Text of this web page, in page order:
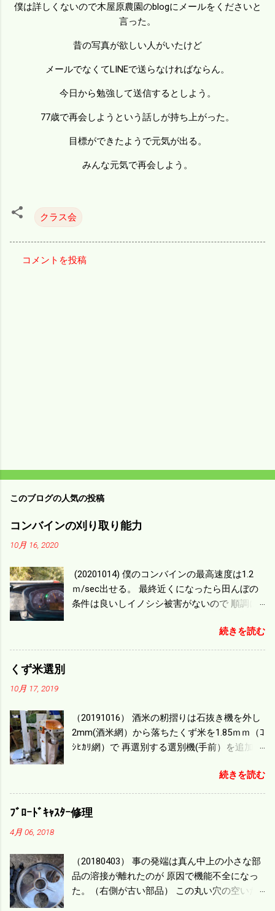
僕は詳しくないので木屋原農園のblogにメールをくださいと
言った。
昔の写真が欲しい人がいたけど
メールでなくてLINEで送らなければならん。
今日から勉強して送信するとしよう。
77歳で再会しようという話しが持ち上がった。
目標ができたようで元気が出る。
みんな元気で再会しよう。
クラス会
コメントを投稿
このブログの人気の投稿
コンバインの刈り取り能力
10月 16, 2020
(20201014) 僕のコンバインの最高速度は1.2
ｍ/sec出せる。 最終近くになったら田んぼの
条件は良いしイノシシ被害がないので 順調に
ｍ/min、4.32ｋｍ/hrになり 幅は約2ｍだから
0.864/haの作業能力がある。 実際は回転した
機の容量、籾摺りの能力などのバランスの問
題で 今の機種で満足している。 というより買
った時はまだ耕作面積が少なく手が出せ 無か
のがある。キャビン付きだから一度は乗って
みたいと思う。 町内では5条刈りの100㎰で作
業する人がいる。 秋作業は儲かるというのが
続きを読む
くず米選別
10月 17, 2019
（20191016） 酒米の籾摺りは石抜き機を外し
2mm(酒米網）から落ちたくず米を1.85ｍｍ（ｺ
ｼﾋｶﾘ網）で 再選別する選別機(手前）を追加す
ず米より2倍近い値段になる。 後で選別するの
には手間がかかるので 一度に選別するやり方
を随分前からこの方式にした。 今年は酒米30
㎏を40袋したところで未熟が3袋出る。 1.85ｍ
めるほど忙しい。 広島県の作況指数は98だと
いう。 実感としては90が正しいと思うが こん
な年はくず米が多い。 食協という米を扱う会
続きを読む
ﾌﾞﾛｰﾄﾞｷｬｽﾀｰ修理
4月 06, 2018
（20180403） 事の発端は真ん中上の小さな部
品の溶接が離れたのが 原因で機能不全になっ
た。（右側が古い部品） この丸い穴の空いた